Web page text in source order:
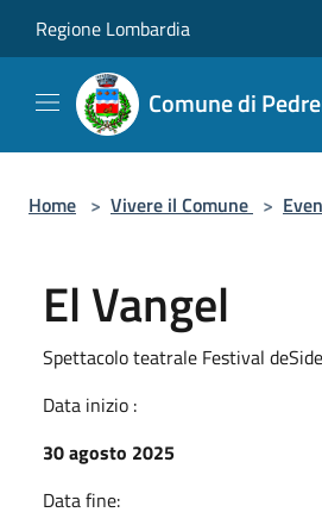
Regione Lombardia
Comune di
Home > Vivere il Comune >
El Vangel
Spettacolo teatrale Festival
Data inizio :
30 agosto 2025
Data fine: